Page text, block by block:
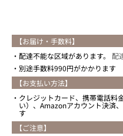
【お届け・手数料】
配達不能な区域があります。 配
別途手数料990円がかかります
【お支払い方法】
クレジットカード、携帯電話料
い）、Amazonアカウント決済
す
【ご注意】